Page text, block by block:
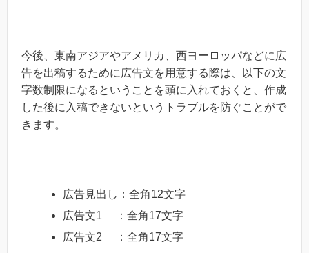
今後、東南アジアやアメリカ、西ヨーロッパなどに広
告を出稿するために広告文を用意する際は、以下の文
字数制限になるということを頭に入れておくと、作成
した後に入稿できないというトラブルを防ぐことがで
きます。
広告見出し：全角12文字
広告文1 ：全角17文字
広告文2 ：全角17文字